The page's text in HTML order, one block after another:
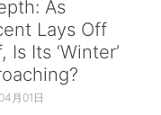
As
Lays Off
Is Its ‘Winter’
月01日